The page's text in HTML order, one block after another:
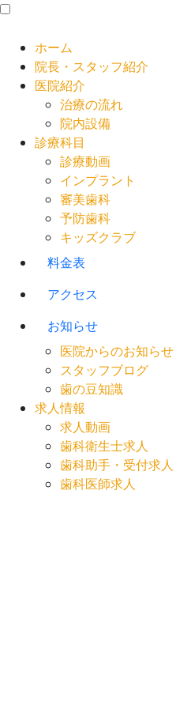
ホーム
院長・スタッフ紹介
医院紹介
治療の流れ
院内設備
診療科目
診療動画
インプラント
審美歯科
予防歯科
キッズクラブ
料金表
アクセス
お知らせ
医院からのお知らせ
スタッフブログ
歯の豆知識
求人情報
求人動画
歯科衛生士求人
歯科助手・受付求人
歯科医師求人